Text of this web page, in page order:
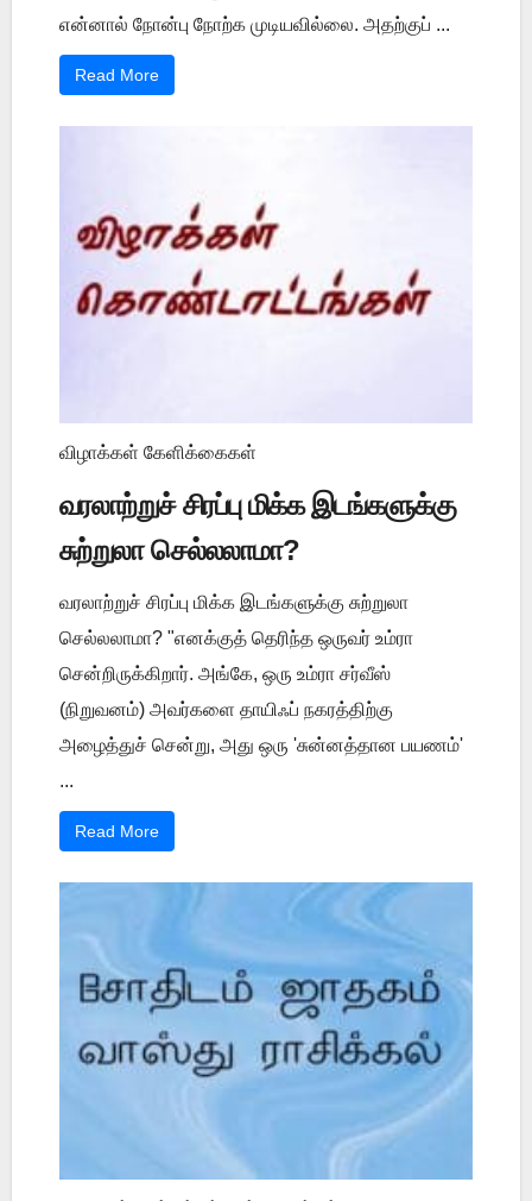
என்னால் நோன்பு நோற்க முடியவில்லை. அதற்குப் ...
Read More
விழாக்கள் கேளிக்கைகள்
வரலாற்றுச் சிரப்பு மிக்க இடங்களுக்கு
சுற்றுலா செல்லலாமா?
வரலாற்றுச் சிரப்பு மிக்க இடங்களுக்கு சுற்றுலா
செல்லலாமா? "எனக்குத் தெரிந்த ஒருவர் உம்ரா
சென்றிருக்கிறார். அங்கே, ஒரு உம்ரா சர்வீஸ்
(நிறுவனம்) அவர்களை தாயிஃப் நகரத்திற்கு
அழைத்துச் சென்று, அது ஒரு 'சுன்னத்தான பயணம்'
...
Read More